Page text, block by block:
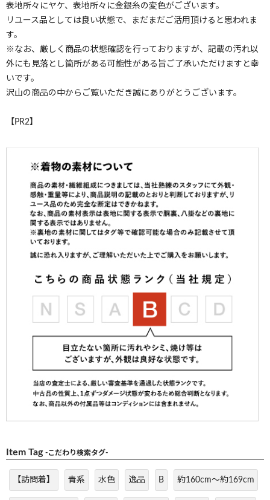
表地所々にヤケ、表地所々に金銀糸の変色がございます。
リユース品としては良い状態で、まだまだご活用頂けると思われま
す。
※なお、厳しく商品の状態確認を行っておりますが、記載の汚れ以
外にも見落とし箇所がある可能性がある旨ご了承いただけますと幸
いです。
沢山の商品の中からご覧いただき誠にありがとうございます。
【PR2】
Item Tag -こだわり検索タグ-
【訪問着】 青系 水色 逸品 B 約160cm～約169cm